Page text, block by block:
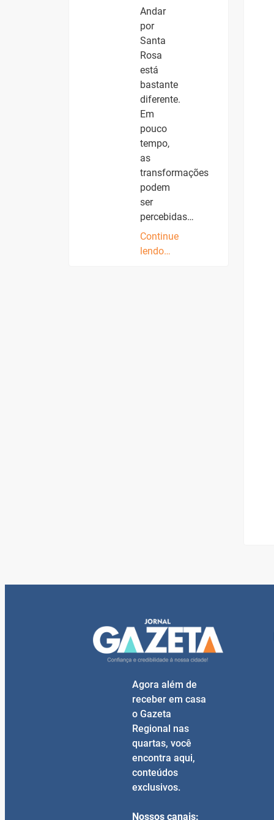
Andar
por
Santa
Rosa
está
bastante
diferente.
Em
pouco
tempo,
as
transformações
podem
ser
percebidas…
Continue
lendo…
Agora além de
receber em casa
o Gazeta
Regional nas
quartas, você
encontra aqui,
conteúdos
exclusivos.
Nossos canais: